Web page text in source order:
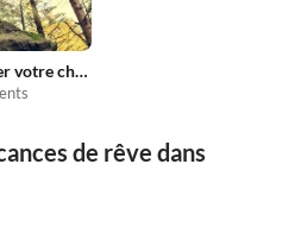
Emmener votre chien en vacances
de rêve dans